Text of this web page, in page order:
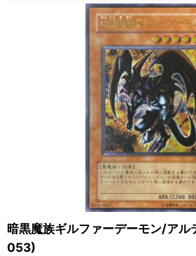
暗黒魔族ギルファーデーモン/ア
053)